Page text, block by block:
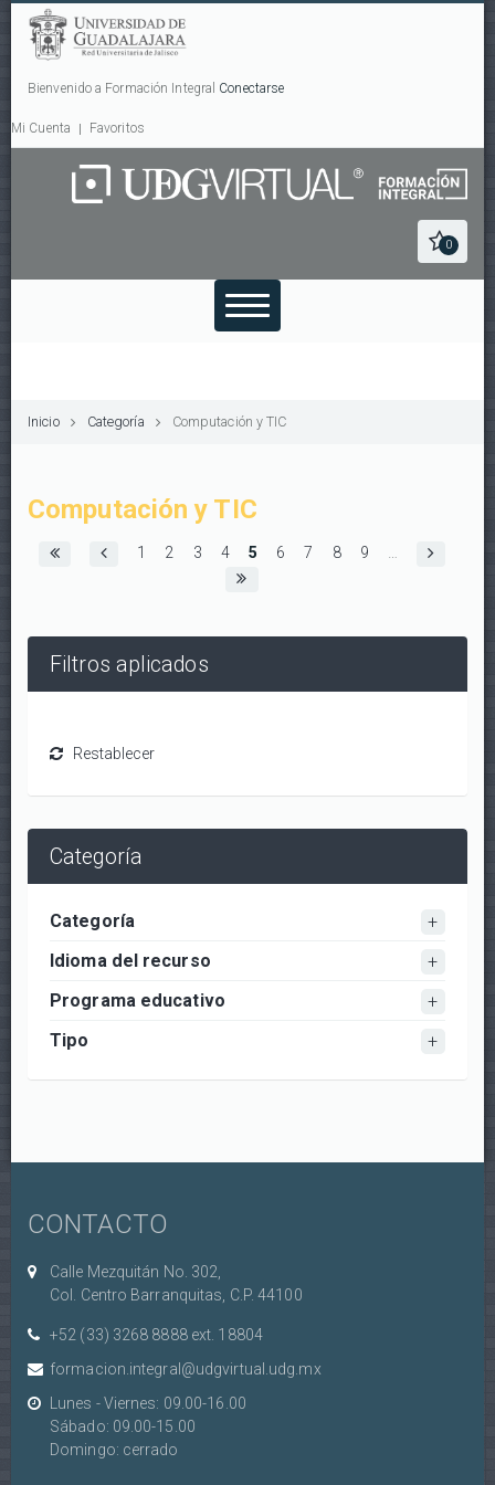
Bienvenido a Formación Integral Conectarse
Mi Cuenta Favoritos
0
Inicio Categoría Computación y TIC
Computación y TIC
Páginas
1 2 3 4 5 6 7 8 9
Filtros aplicados
Categoría
Categoría
Idioma del recurso
Programa educativo
Tipo
CONTACTO
Calle Mezquitán No. 302,
Col. Centro Barranquitas, C.P. 44100
+52 (33) 3268 8888‏ ext. 18804
formacion.integral@udgvirtual.udg.mx
Lunes - Viernes: 09.00-16.00
Sábado: 09.00-15.00
Domingo: cerrado